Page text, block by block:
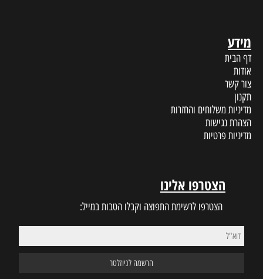
מידע
דף הבית
אודות
צור קשר
תקנון
מדיניות משלוחים והחזרות
הצהרת נגישות
מדיניות פרטיות
הצטרפו אלינו
הצטרפו לרשימת התפוצה וקבלו הטבות במייל: